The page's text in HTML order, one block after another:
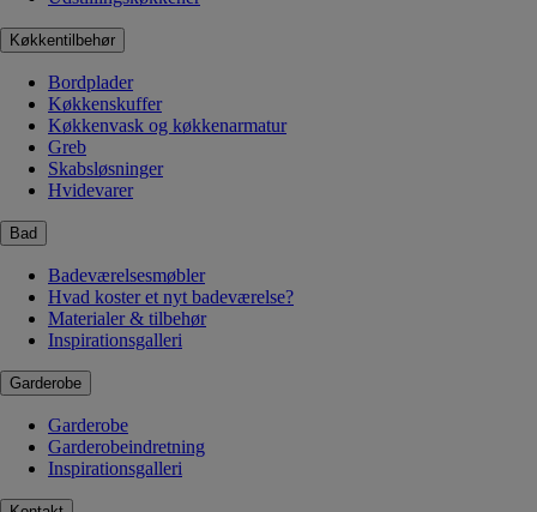
Køkkentilbehør
Bordplader
Køkkenskuffer
Køkkenvask og køkkenarmatur
Greb
Skabsløsninger
Hvidevarer
Bad
Badeværelsesmøbler
Hvad koster et nyt badeværelse?
Materialer & tilbehør
Inspirationsgalleri
Garderobe
Garderobe
Garderobeindretning
Inspirationsgalleri